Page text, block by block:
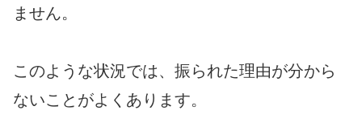
ません。
このような状況では、振られた理由が分から
ないことがよくあります。